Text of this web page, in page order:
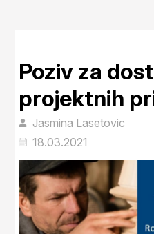
Poziv za
projektnih
Jasmina Lasetovic
18.03.2021